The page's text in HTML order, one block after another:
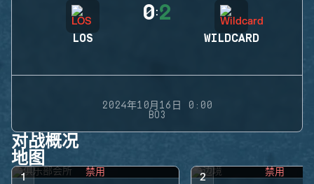
LOS
0:2
WILDCARD
2024年10月16日 0:00
BO3
对战概况
地图
1 禁用 2 禁用